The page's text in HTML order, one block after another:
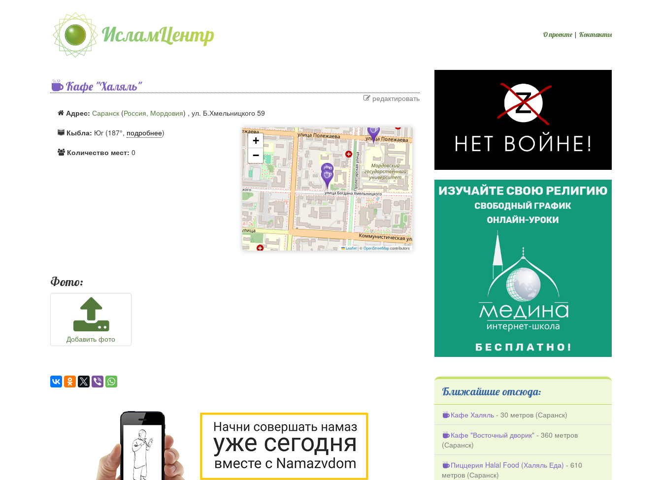
О проекте | Контакты
Кафе "Халяль"
редактировать
Адрес: Саранск (Россия, Мордовия) , ул. Б.Хмельницкого 59
Кыбла: Юг (187°, подробнее)
Количество мест: 0
+
−
Leaflet|©OpenStreetMapcontributors
Фото:
Добавить фото
Ближайшие отсюда:
Кафе Халяль - 30 метров (Саранск)
Кафе "Восточный дворик" - 360 метров
(Саранск)
Пиццерия Halal Food (Халяль Еда) - 610
метров (Саранск)